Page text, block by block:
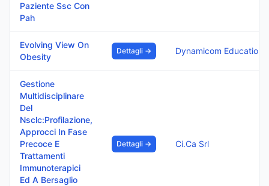
Paziente Ssc Con
Pah
Evolving View On
Obesity
Dettagli → Dynamicom Education
Gestione
Multidisciplinare
Del
Nsclc:Profilazione,
Approcci In Fase
Precoce E
Trattamenti
Immunoterapici
Ed A Bersaglio
Dettagli → Ci.Ca Srl